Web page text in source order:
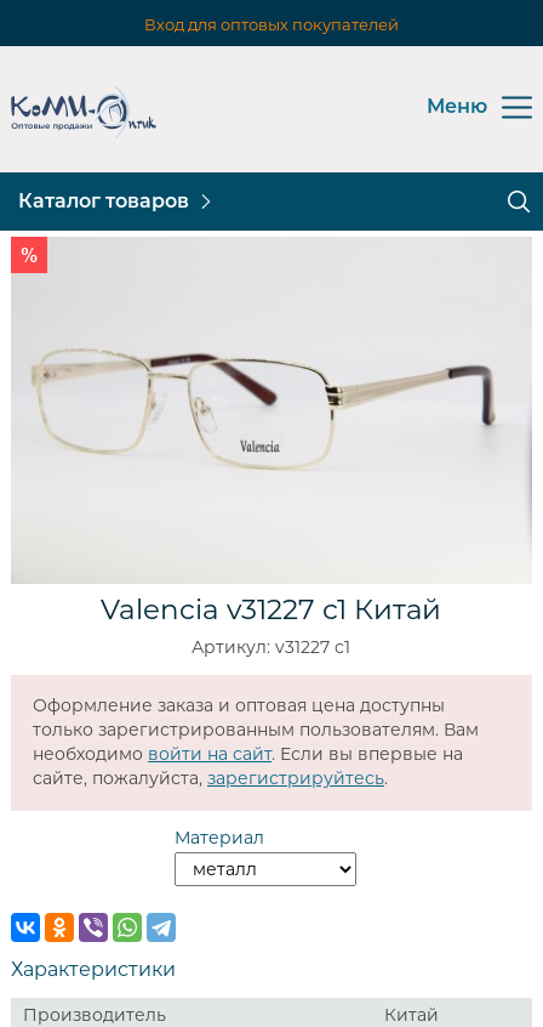
Вход для оптовых покупателей
Меню
Каталог товаров
Valencia v31227 c1 Китай
Артикул: v31227 c1
Оформление заказа и оптовая цена доступны
только зарегистрированным пользователям. Вам
необходимо войти на сайт. Если вы впервые на
сайте, пожалуйста, зарегистрируйтесь.
Материал
Характеристики
Производитель Китай